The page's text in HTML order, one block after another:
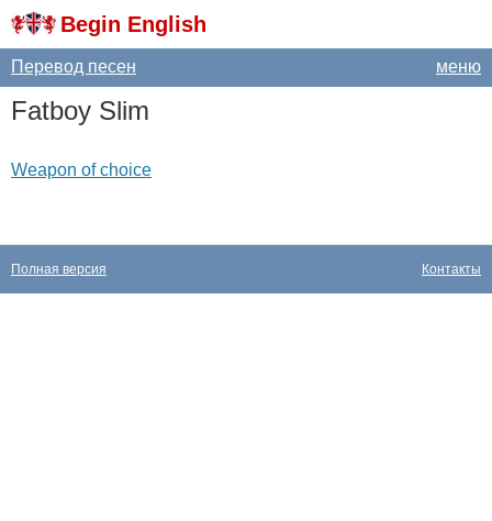
Begin English
меню
Перевод песен
Fatboy Slim
Weapon of choice
Контакты
Полная версия